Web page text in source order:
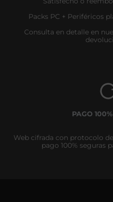
Packs PC + Periféricos
Consulta en detalle en
PAGO
Web cifrada con protocolo
pago 100% seguras